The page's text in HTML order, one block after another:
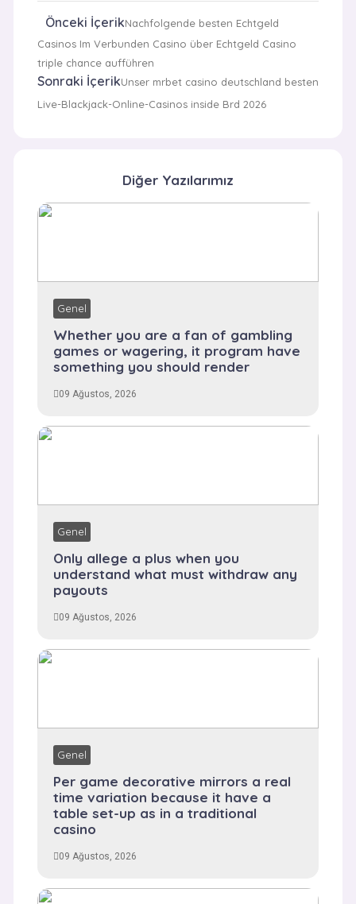
Önceki İçerikNachfolgende besten Echtgeld
Casinos Im Verbunden Casino über Echtgeld Casino
triple chance aufführen
Sonraki İçerikUnser mrbet casino deutschland besten
Live-Blackjack-Online-Casinos inside Brd 2026
Diğer Yazılarımız
Genel
Whether you are a fan of gambling
games or wagering, it program have
something you should render
09 Ağustos, 2026
Genel
Only allege a plus when you
understand what must withdraw any
payouts
09 Ağustos, 2026
Genel
Per game decorative mirrors a real
time variation because it have a
table set-up as in a traditional
casino
09 Ağustos, 2026